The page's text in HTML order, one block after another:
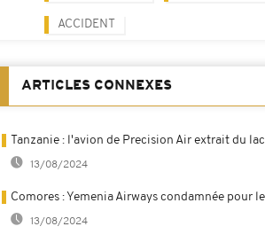
ACCIDENT
ARTICLES CONNEXES
Tanzanie : l'avion de Precision Air extrait du
13/08/2024
Comores : Yemenia Airways condamnée pour
13/08/2024